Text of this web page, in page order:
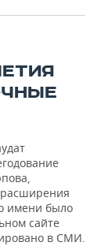
расширения
имени было
сайте
в СМИ.